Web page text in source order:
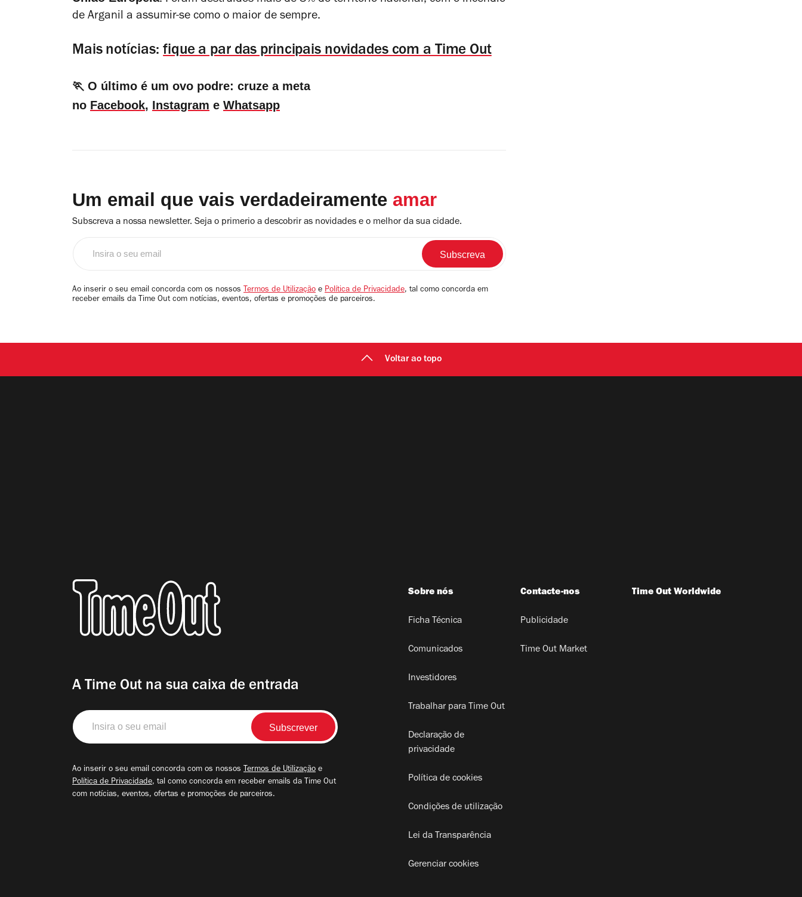
de Arganil a assumir-se como o maior de sempre.
Mais notícias:fique a par das principais novidades com a Time Out
🏃 O último é um ovo podre: cruze a meta
no Facebook, Instagram e Whatsapp
Um email que vais verdadeiramente amar
Subscreva a nossa newsletter. Seja o primerio a descobrir as novidades e o melhor da sua cidade.
email
Ao inserir o seu email concorda com os nossos Termos de Utilização e Política de Privacidade, tal como concorda em
receber emails da Time Out com notícias, eventos, ofertas e promoções de parceiros.
Voltar ao topo
A Time Out na sua caixa de entrada
Insira
o
seu
Ao inserir o seu email concorda com os nossos Termos de Utilização e
Política de Privacidade, tal como concorda em receber emails da Time Out
com notícias, eventos, ofertas e promoções de parceiros.
Sobre nós
Ficha Técnica
Comunicados
Investidores
Trabalhar para Time Out
Declaração de
privacidade
Política de cookies
Condições de utilização
Lei da Transparência
Gerenciar cookies
Contacte-nos
Publicidade
Time Out Market
Time Out Worldwide